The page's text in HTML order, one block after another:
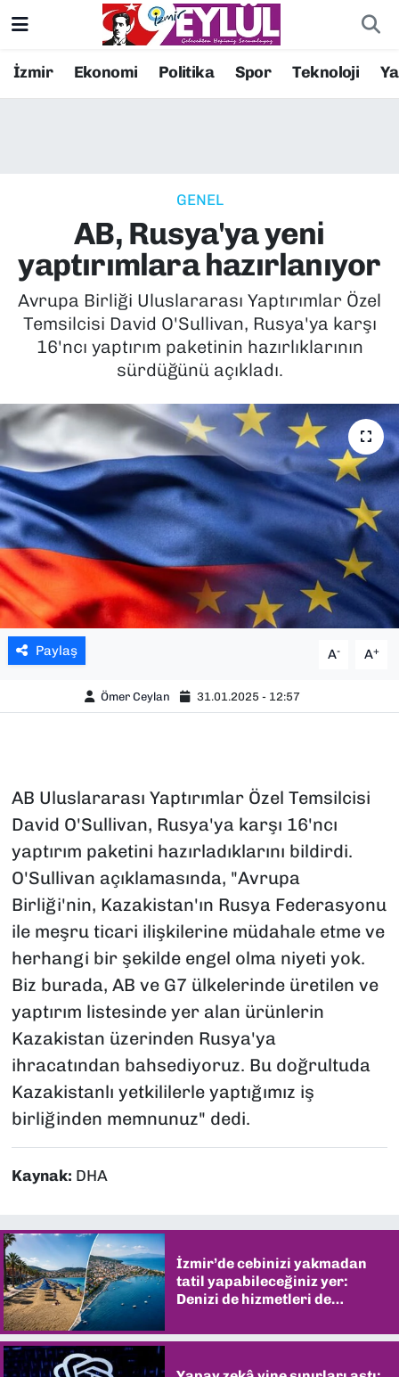
İzmir Ekonomi Politika Spor Teknoloji
GENEL
AB, Rusya'ya yeni
yaptırımlara hazırlanıyor
Avrupa Birliği Uluslararası Yaptırımlar Özel
Temsilcisi David O'Sullivan, Rusya'ya karşı
16'ncı yaptırım paketinin hazırlıklarının
sürdüğünü açıkladı.
Paylaş A- A+
Ömer Ceylan 31.01.2025 - 12:57
AB Uluslararası Yaptırımlar Özel Temsilcisi
David O'Sullivan, Rusya'ya karşı 16'ncı
yaptırım paketini hazırladıklarını bildirdi.
O'Sullivan açıklamasında, "Avrupa
Birliği'nin, Kazakistan'ın Rusya Federasyonu
ile meşru ticari ilişkilerine müdahale etme ve
herhangi bir şekilde engel olma niyeti yok.
Biz burada, AB ve G7 ülkelerinde üretilen ve
yaptırım listesinde yer alan ürünlerin
Kazakistan üzerinden Rusya'ya
ihracatından bahsediyoruz. Bu doğrultuda
Kazakistanlı yetkililerle yaptığımız iş
birliğinden memnunuz" dedi.
Kaynak: DHA
İzmir’de cebinizi yakmadan
tatil yapabileceğiniz yer:
Denizi de hizmetleri de
Resmi İlanlar
EKONOMİ
KÜLTÜR SANAT
MAGAZİN
SAĞLIK
SPOR
TEKNOLOJİ
YAŞAM
YEREL YÖNETİMLER
Konak Nöbetçi Eczaneler
Süper Lig Puan Durumu ve Fikstür
Tüm Manşetler
Son Dakika Haberleri
Haber Arşivi